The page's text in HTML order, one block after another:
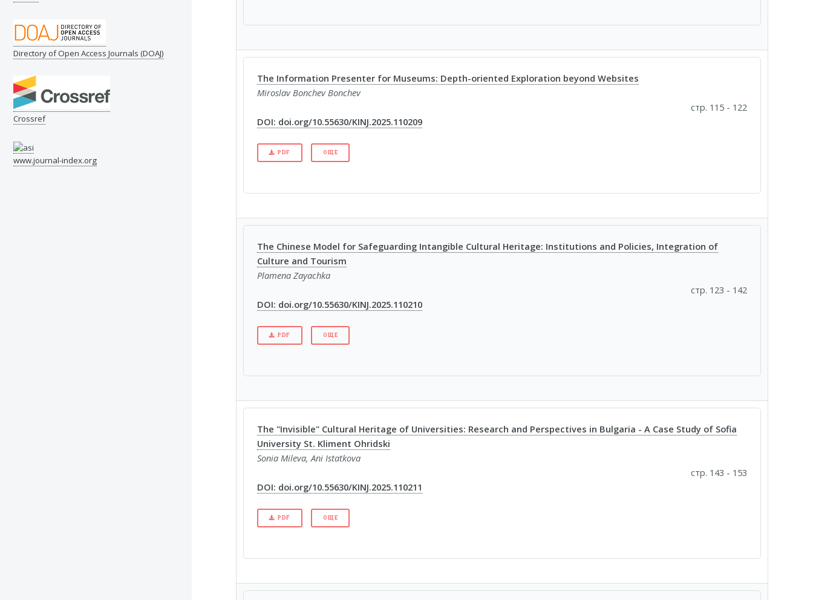
Directory of Open Access Journals (DOAJ)
Crossref
www.journal-index.org
The Information Presenter for Museums: Depth-oriented Exploration beyond Websites
Miroslav Bonchev Bonchev
стр. 115 - 122
DOI: doi.org/10.55630/KINJ.2025.110209
PDF ОЩЕ
The Chinese Мodel for Safeguarding Intangible Cultural Heritage: Institutions and Policies, Integration of
Culture and Tourism
Plamena Zayachka
стр. 123 - 142
DOI: doi.org/10.55630/KINJ.2025.110210
PDF ОЩЕ
The "Invisible" Cultural Heritage of Universities: Research and Perspectives in Bulgaria - A Case Study of Sofia
University St. Kliment Ohridski
Sonia Mileva, Ani Istatkova
стр. 143 - 153
DOI: doi.org/10.55630/KINJ.2025.110211
PDF ОЩЕ